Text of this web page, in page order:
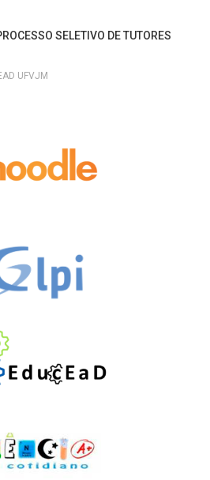
SELETIVO DE TUTORES
UFVJM